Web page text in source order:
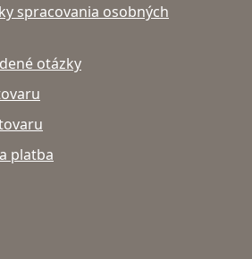
spracovania osobných
otázky
platba